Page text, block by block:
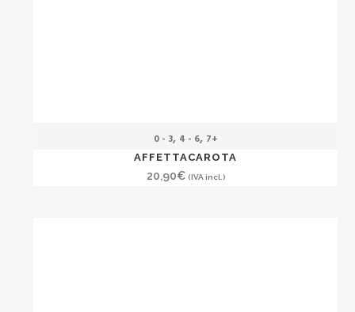
0 - 3, 4 - 6, 7+
AFFETTACAROTA
20,90€ (IVA incl.)